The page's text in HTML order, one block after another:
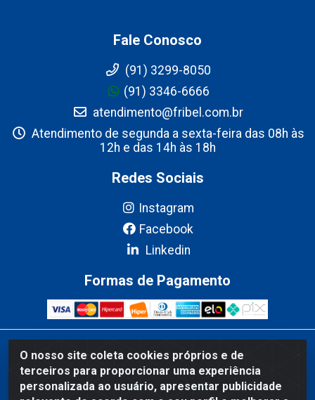
O nosso site coleta cookies próprios e de
terceiros para proporcionar uma experiência
personalizada ao usuário, apresentar publicidade
Fale Conosco
(91) 3299-8050
(91) 3346-6666
atendimento@fribel.com.br
Atendimento de segunda a sexta-feira das 08h às
12h e das 14h às 18h
Redes Sociais
Instagram
Facebook
Linkedin
Formas de Pagamento
Fribel Comercio de Alimentos LTDA - Travessa Pedro Marques de
Mesquita, 707 - Bairro Centro, Marituba/PA - CEP 67200-000 -
CNPJ 06.035.543/0001-20